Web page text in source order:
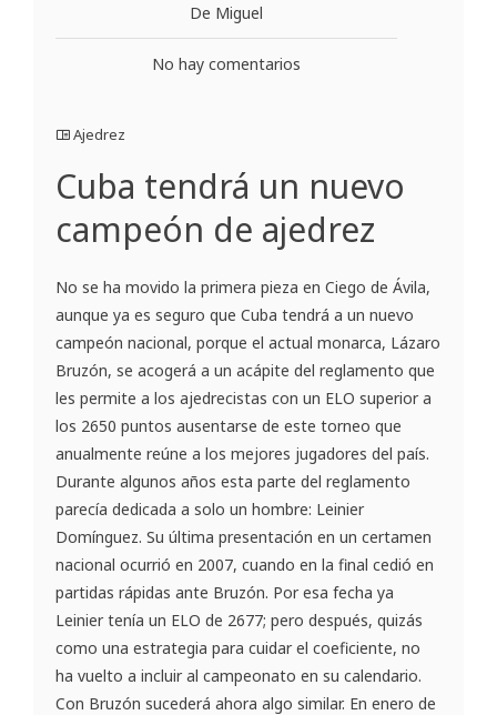
De Miguel
No hay comentarios
Ajedrez
Cuba tendrá un nuevo
campeón de ajedrez
No se ha movido la primera pieza en Ciego de Ávila,
aunque ya es seguro que Cuba tendrá a un nuevo
campeón nacional, porque el actual monarca, Lázaro
Bruzón, se acogerá a un acápite del reglamento que
les permite a los ajedrecistas con un ELO superior a
los 2650 puntos ausentarse de este torneo que
anualmente reúne a los mejores jugadores del país.
Durante algunos años esta parte del reglamento
parecía dedicada a solo un hombre: Leinier
Domínguez. Su última presentación en un certamen
nacional ocurrió en 2007, cuando en la final cedió en
partidas rápidas ante Bruzón. Por esa fecha ya
Leinier tenía un ELO de 2677; pero después, quizás
como una estrategia para cuidar el coeficiente, no
ha vuelto a incluir al campeonato en su calendario.
Con Bruzón sucederá ahora algo similar. En enero de